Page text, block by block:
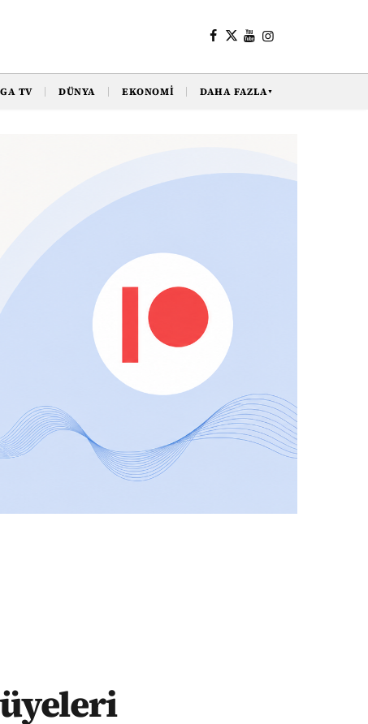
TV DÜNYA EKONOMI DAHA FAZLA▼